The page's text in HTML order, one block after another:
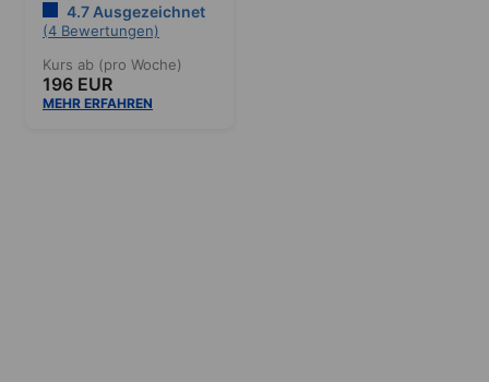
4.7 Ausgezeichnet
(4 Bewertungen)
Kurs ab (pro Woche)
196 EUR
MEHR ERFAHREN